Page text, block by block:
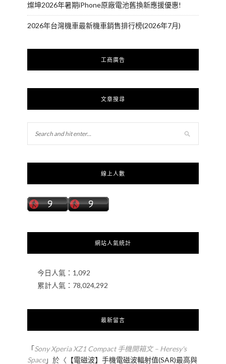
燦坤2026年暑期iPhone原廠電池舊換新應援優惠!
2026年台灣機車最新機車銷售排行榜(2026年7月)
工商廣告
文章搜尋
線上人數
網站人氣統計
今日人氣： 1,092
累計人氣： 78,024,292
最新留言
「 Sony Xperia XZ1 Compact 手機開箱文 – Heresy's
Space」於〈 【電磁波】手機電磁波輻射值(SAR)最高與